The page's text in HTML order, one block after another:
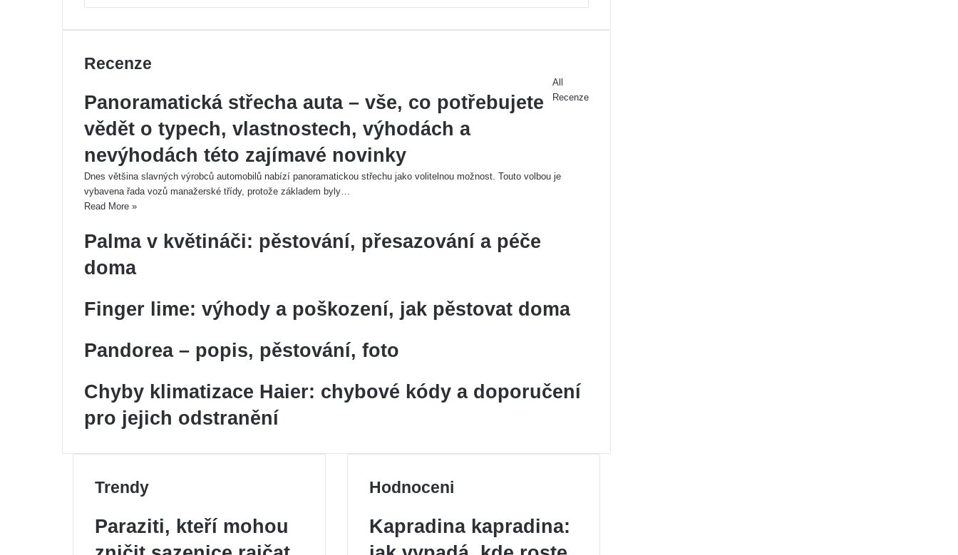
Recenze
All
Recenze
Panoramatická střecha auta – vše, co potřebujete
vědět o typech, vlastnostech, výhodách a
nevýhodách této zajímavé novinky
Dnes většina slavných výrobců automobilů nabízí panoramatickou střechu jako volitelnou možnost. Touto volbou je
vybavena řada vozů manažerské třídy, protože základem byly…
Read More »
Palma v květináči: pěstování, přesazování a péče
doma
Finger lime: výhody a poškození, jak pěstovat doma
Pandorea – popis, pěstování, foto
Chyby klimatizace Haier: chybové kódy a doporučení
pro jejich odstranění
Trendy
Paraziti, kteří mohou
Hodnoceni
Kapradina kapradina: